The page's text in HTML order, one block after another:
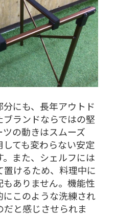
にも、長年アウトド
ランドならではの堅
の動きはスムーズ
ても変わらない安定
また、シェルフには
けるため、料理中に
ありません。機能性
このような洗練され
と感じさせられま